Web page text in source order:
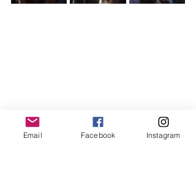
Email Facebook Instagram